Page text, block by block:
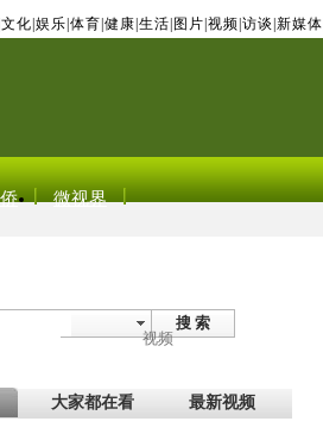
文化 娱乐 体育 健康 生活 图片 视频 访谈 新媒体
微视界
搜 索
视频
大家都在看 最新视频